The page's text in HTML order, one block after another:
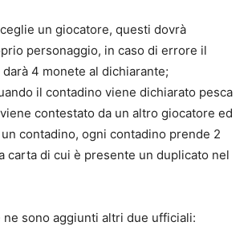
un giocatore, questi dovrà
personaggio, in caso di errore il
4 monete al dichiarante;
il contadino viene dichiarato pesca
contestato da un altro giocatore ed
contadino, ogni contadino prende 2
carta di cui è presente un duplicato nel
sono aggiunti altri due ufficiali: